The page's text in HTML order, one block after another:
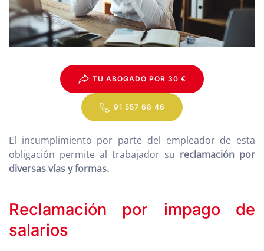
TU ABOGADO POR 30 €
91 557 68 46
El incumplimiento por parte del empleador de esta
obligación permite al trabajador su reclamación por
diversas vías y formas.
Reclamación por impago de
salarios